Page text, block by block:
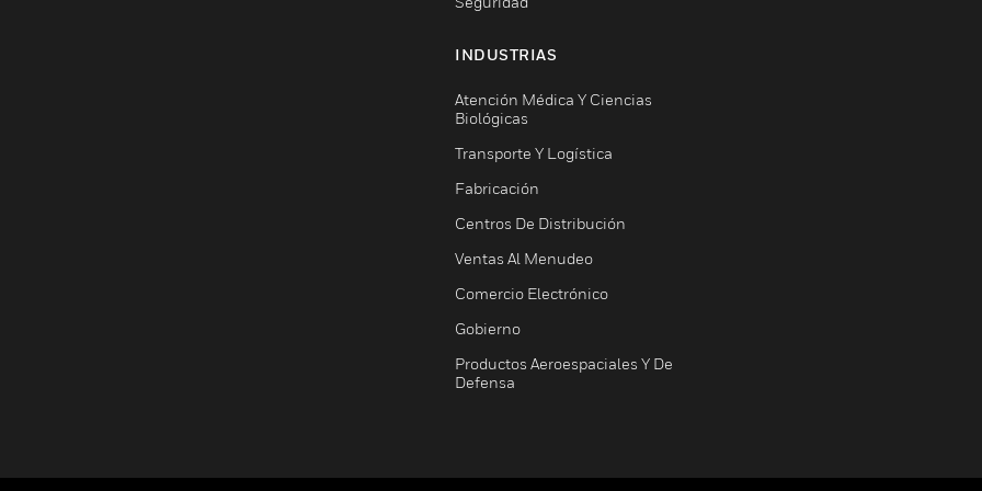
INDUSTRIAS
Atención Médica Y Ciencias
Biológicas
Transporte Y Logística
Fabricación
Centros De Distribución
Ventas Al Menudeo
Comercio Electrónico
Gobierno
Productos Aeroespaciales Y De
Defensa